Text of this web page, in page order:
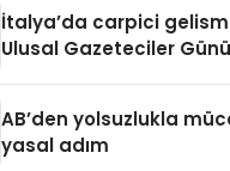
İtalya’da carpici
Ulusal Gazeteciler
AB’den yolsuzlukla
yasal adım